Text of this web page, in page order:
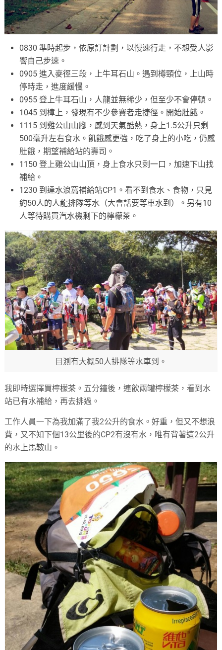
0830 準時起步，依原訂計劃，以慢速行走，不想受人影
響自己步速。
0905 進入麥徑三段，上牛耳石山。遇到樽頸位，上山時
停時走，進度緩慢。
0955 登上牛耳石山，人龍並無稀少，但至少不會停頓。
1045 到樟上，發現有不少參賽者走捷徑。開始肚餓。
1115 到雞公山山腳，感到天氣酷熱，身上1.5公升只剩
500毫升左右食水。飢餓感更強，吃了身上的小吃，仍感
肚餓，期望補給站的壽司。
1150 登上雞公山山頂，身上食水只剩一口，加速下山找
補給。
1230 到達水浪窩補給站CP1。看不到食水、食物，只見
約50人的人龍排隊等水（大會話要等車水到）。另有10
人等待購買汽水機剩下的檸檬茶。
目測有大概50人排隊等水車到。
我即時選擇買檸檬茶。五分鐘後，連飲兩罐檸檬茶，看到水
站已有水補給，再去排過。
工作人員一下為我加滿了我2公升的食水。好重，但又不想浪
費，又不知下個13公里後的CP2有沒有水，唯有背著這2公升
的水上馬鞍山。